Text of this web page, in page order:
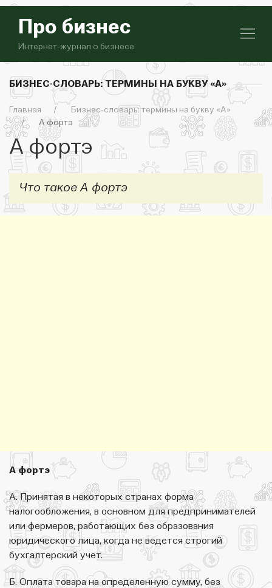
Про бизнес
Интернет-журнал о бизнесе
БИЗНЕС-СЛОВАРЬ: ТЕРМИНЫ НА БУКВУ «А»
Главная
Бизнес-словарь: термины на букву «А»
А фортэ
А фортэ
Что такое А фортэ
А фортэ
А. Принятая в некоторых странах форма
налогообложения, в основном для предпринимателей
или фермеров, работающих без образования
юридического лица, когда не ведется строгий
бухгалтерский учет.
Б. Оплата товара на определенную сумму, без